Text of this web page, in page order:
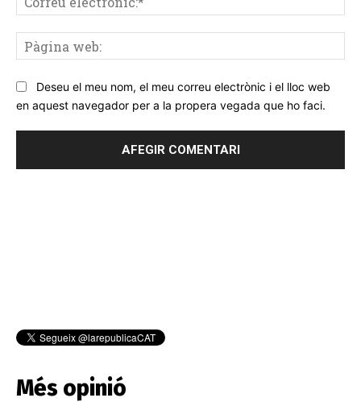
Deseu el meu nom, el meu correu electrònic i el lloc web
en aquest navegador per a la propera vegada que ho faci.
Més opinió